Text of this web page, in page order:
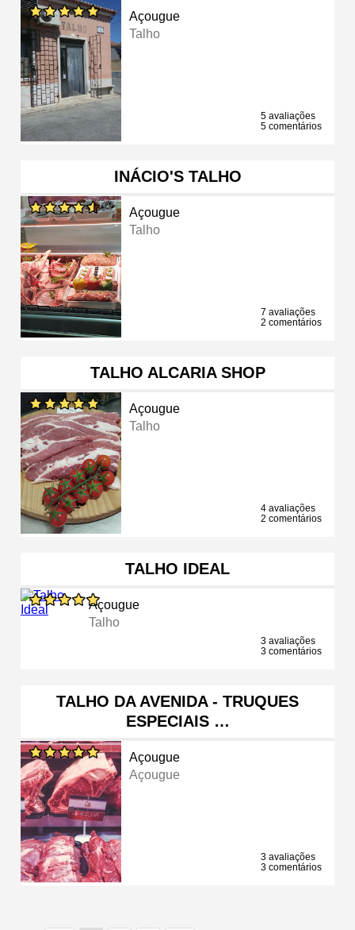
Açougue
Talho
5 avaliações
5 comentários
INÁCIO'S TALHO
Açougue
Talho
7 avaliações
2 comentários
TALHO ALCARIA SHOP
Açougue
Talho
4 avaliações
2 comentários
TALHO IDEAL
Açougue
Talho
3 avaliações
3 comentários
TALHO DA AVENIDA - TRUQUES
ESPECIAIS …
Açougue
Açougue
3 avaliações
3 comentários